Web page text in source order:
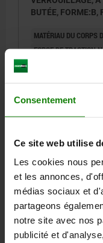
Consentement
Ce site web utilise
Les cookies nous
et les annonces,
médias sociaux et
partageons
notre site avec nos
publicité et
BUTÉE, FORME:B,
MATÉRIAU DU CORPS
FORCE DE TRACTION
75,96 €
hors TVA
hors frais d’envoi
05830-02